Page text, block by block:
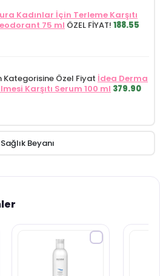
Kadınlar İçin Terleme Karşıtı
75 ml ÖZEL FİYAT! 188.55
Kategorisine Özel Fiyat İdea Derma
Karşıtı Serum 100 ml 379.90
Sağlık Beyanı